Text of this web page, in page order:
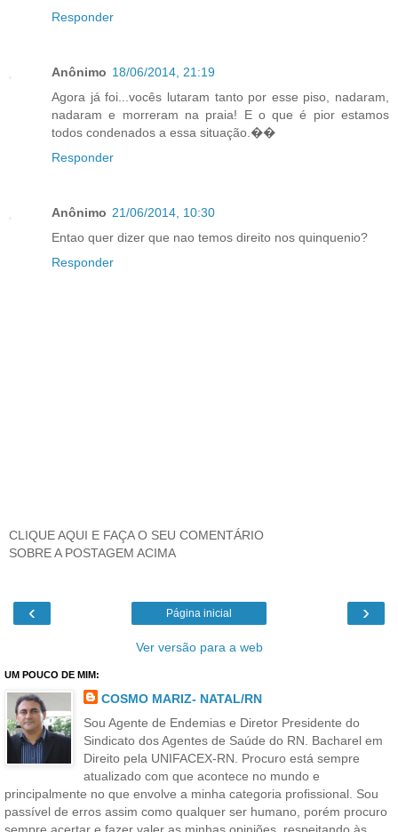
Responder
Anônimo 18/06/2014, 21:19
Agora já foi...vocês lutaram tanto por esse piso, nadaram,
nadaram e morreram na praia! E o que é pior estamos
todos condenados a essa situação.��
Responder
Anônimo 21/06/2014, 10:30
Entao quer dizer que nao temos direito nos quinquenio?
Responder
CLIQUE AQUI E FAÇA O SEU COMENTÁRIO
SOBRE A POSTAGEM ACIMA
‹ ›
Página inicial
Ver versão para a web
UM POUCO DE MIM:
COSMO MARIZ- NATAL/RN
Sou Agente de Endemias e Diretor Presidente do
Sindicato dos Agentes de Saúde do RN. Bacharel em
Direito pela UNIFACEX-RN. Procuro está sempre
atualizado com que acontece no mundo e
principalmente no que envolve a minha categoria profissional. Sou
passível de erros assim como qualquer ser humano, porém procuro